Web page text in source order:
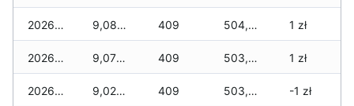
2026-08-02 9,080 zł 409 504,460 zł 1 zł
2026-08-01 9,075 zł 409 503,970 zł 1 zł
2026-07-31 9,025 zł 409 503,920 zł -1 zł